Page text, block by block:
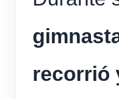
recorrió